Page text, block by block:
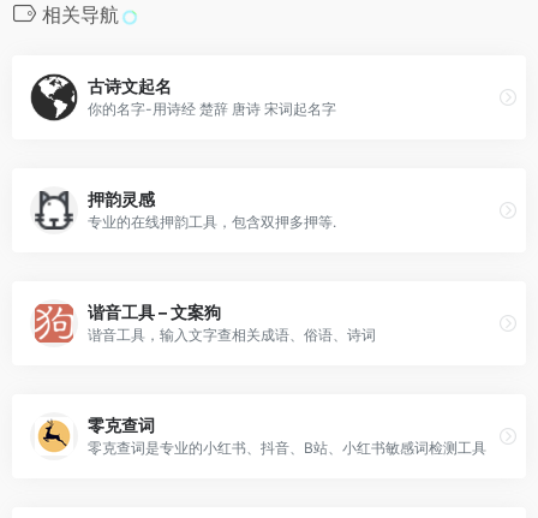
相关导航
古诗文起名
你的名字-用诗经 楚辞 唐诗 宋词起名字
押韵灵感
专业的在线押韵工具，包含双押多押等.
谐音工具 – 文案狗
谐音工具，输入文字查相关成语、俗语、诗词
零克查词
零克查词是专业的小红书、抖音、B站、小红书敏感词检测工具